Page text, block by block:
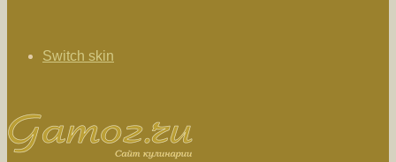
Switch skin